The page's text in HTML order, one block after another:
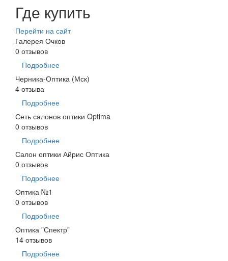
Где купить
Перейти на сайт
Галерея Очков
0 отзывов
Подробнее
Черника-Оптика (Мск)
4 отзыва
Подробнее
Сеть салонов оптики Optima
0 отзывов
Подробнее
Салон оптики Айрис Оптика
0 отзывов
Подробнее
Оптика №1
0 отзывов
Подробнее
Оптика "Спектр"
14 отзывов
Подробнее